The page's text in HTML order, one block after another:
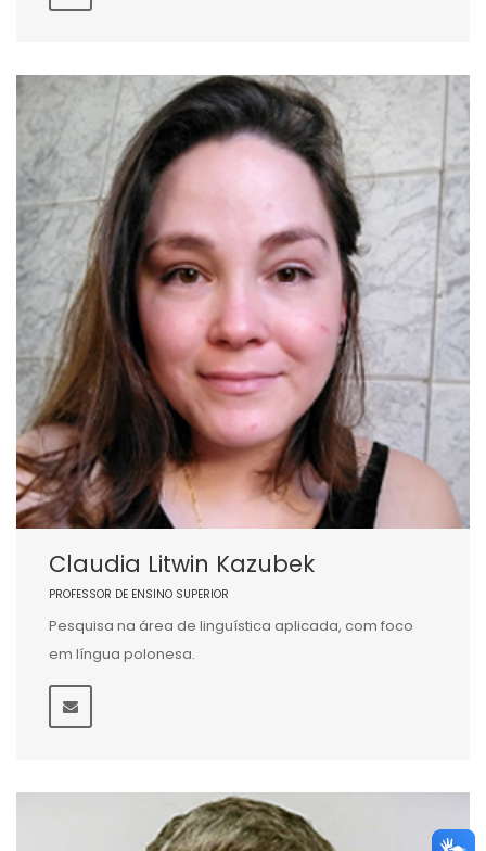
Claudia Litwin Kazubek
PROFESSOR DE ENSINO SUPERIOR
Pesquisa na área de linguística aplicada, com foco
em língua polonesa.